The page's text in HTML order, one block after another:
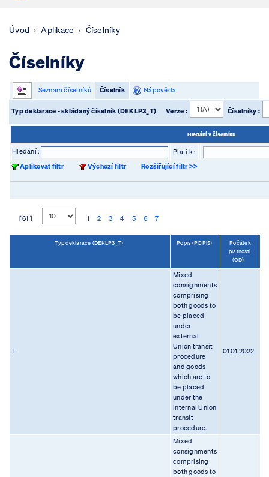
Úvod Aplikace Číselníky
Číselníky
Seznam číselníků Číselník Nápověda
Typ deklarace - skládaný číselník (DEKLP3_T) Verze : Číselníky :
Hledání v číselníku
Hledání :
Platí k :
Aplikovat filtr
Výchozí filtr Rozšiřující filtr >>
[ 61 ] 1 2 3 4 5 6 7
Typ deklarace (DEKLP3_T) Popis (POPIS)
Počátek
platnosti
(OD)
T
Mixed
consignments
comprising
both goods to
be placed
under
external
Union transit
procedure
and goods
which are to
be placed
under the
internal Union
transit
procedure.
01.01.2022
Mixed
consignments
comprising
both goods to